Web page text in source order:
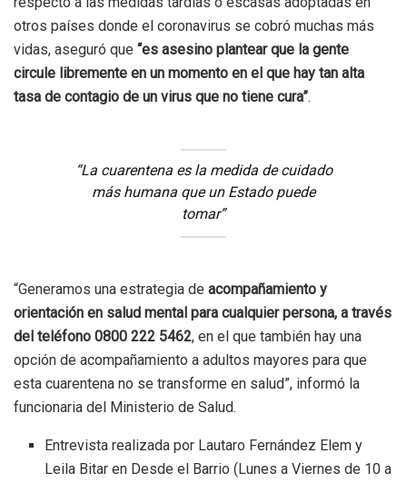
otros países donde el coronavirus se cobró muchas más
vidas, aseguró que “es asesino plantear que la gente
circule libremente en un momento en el que hay tan alta
tasa de contagio de un virus que no tiene cura”.
“La cuarentena es la medida de cuidado
más humana que un Estado puede
tomar”
“Generamos una estrategia de acompañamiento y
orientación en salud mental para cualquier persona, a través
del teléfono 0800 222 5462, en el que también hay una
opción de acompañamiento a adultos mayores para que
esta cuarentena no se transforme en salud”, informó la
funcionaria del Ministerio de Salud.
Entrevista realizada por Lautaro Fernández Elem y
Leila Bitar en Desde el Barrio (Lunes a Viernes de 10 a